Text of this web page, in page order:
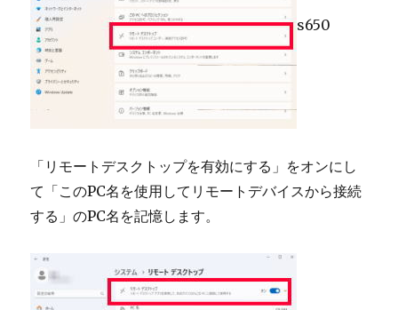
s650
「リモートデスクトップを有効にする」をオンにし
て「このPC名を使用してリモートデバイスから接続
する」のPC名を記憶します。